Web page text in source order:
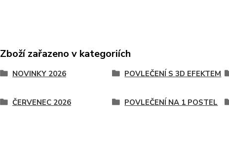
Zboží zařazeno v kategoriích
NOVINKY 2026 POVLEČENÍ S 3D EFEKTEM
ČERVENEC 2026
POVLEČENÍ NA 1 POSTEL